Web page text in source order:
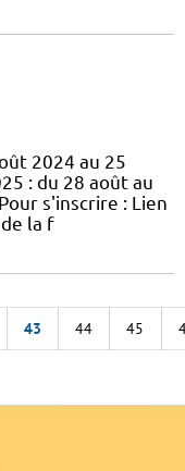
2024 au 25
: du 28 août au
s'inscrire : Lien
la f
43 44 45